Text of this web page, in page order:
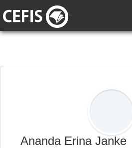
Ananda Erina Janke